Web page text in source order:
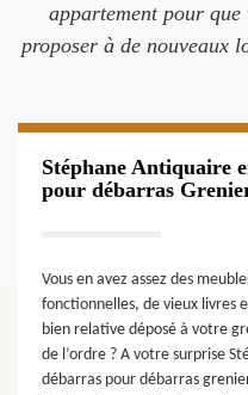
appartement pour que
proposer à de nouveaux
Stéphane Antiquaire
pour débarras
Vous en avez assez des
fonctionnelles, de vieux livres
bien relative déposé à votre
de l’ordre ? A votre surprise
débarras pour débarras